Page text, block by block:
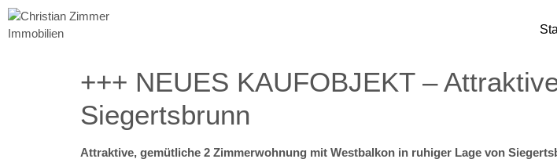
+++ NEUES KAUFOBJEKT –
Siegertsbrunn
Attraktive, gemütliche 2 Zimmerwohnung mit Westbalkon in ruhiger Lage von